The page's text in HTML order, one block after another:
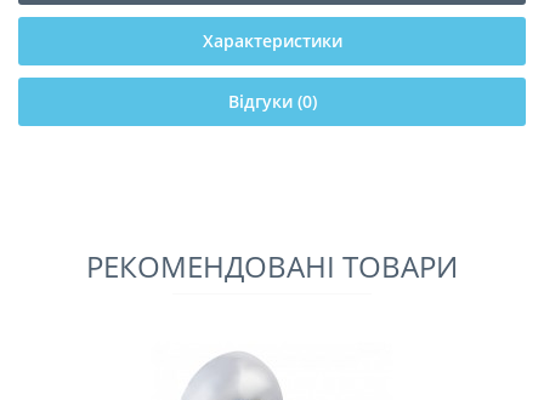
Характеристики
Відгуки (0)
РЕКОМЕНДОВАНІ ТОВАРИ